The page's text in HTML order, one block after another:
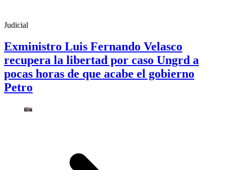
Judicial
Exministro Luis Fernando Velasco
recupera la libertad por caso Ungrd a
pocas horas de que acabe el gobierno
Petro